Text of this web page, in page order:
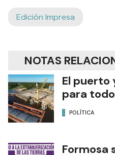
Edición Impresa
NOTAS
El puerto
para
POLÍTICA
Formosa